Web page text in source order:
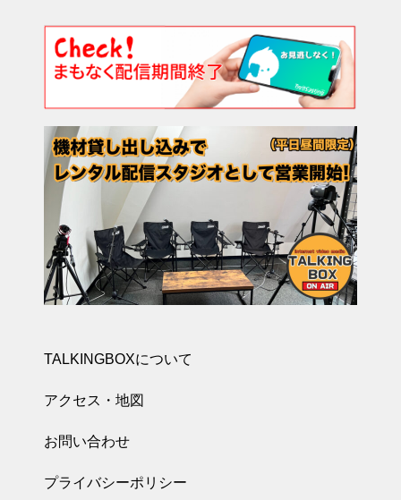
TALKINGBOXについて
アクセス・地図
お問い合わせ
プライバシーポリシー